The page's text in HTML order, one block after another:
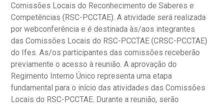
Comissões Locais do Reconhecimento de Saberes e
Competências (RSC-PCCTAE). A atividade será realizada
por webconferência e é destinada às/aos integrantes
das Comissões Locais do RSC-PCCTAE (CRSC-PCCTAE)
do Ifes. As/os participantes das comissões receberão
previamente o acesso à reunião. A aprovação do
Regimento Interno Único representa uma etapa
fundamental para o início das atividades das Comissões
Locais do RSC-PCCTAE. Durante a reunião, serão